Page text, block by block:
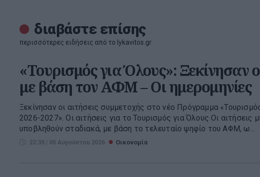
διαβάστε επίσης
περισσότερες ειδήσεις από το lykavitos.gr
«Τουρισμός για Όλους»: Ξεκίνησαν
με βάση τον ΑΦΜ – Οι ημερομηνίες
Ξεκίνησαν οι αιτήσεις συμμετοχής στο νέο Πρόγραμμα
2026-2027». Οι αιτήσεις για το Τουρισμός για Όλους Οι αιτήσεις
υποβληθούν σταδιακά, με βάση το τελευταίο ψηφίο του ΑΦΜ, ω...
22:35 | 05 Αυγούστου 2026 Οικονομία